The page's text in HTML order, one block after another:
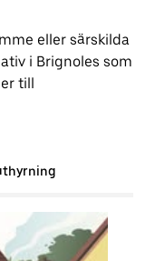
eller särskilda
i Brignoles som
till